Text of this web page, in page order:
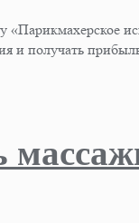
«Парикмахерское
и получать